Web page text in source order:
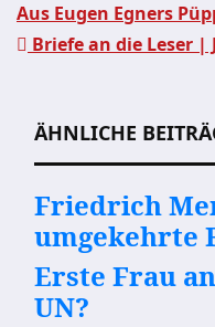
Aus Eugen Egners
Briefe an die Leser |
ÄHNLICHE
Friedrich
umgekehrte
Erste Frau
UN?